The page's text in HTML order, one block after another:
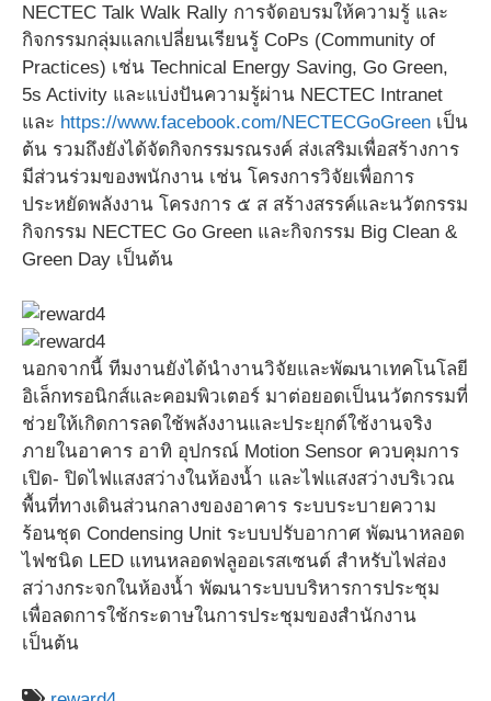
NECTEC Talk Walk Rally การจัดอบรมให้ความรู้ และ
กิจกรรมกลุ่มแลกเปลี่ยนเรียนรู้ CoPs (Community of
Practices) เช่น Technical Energy Saving, Go Green,
5s Activity และแบ่งปันความรู้ผ่าน NECTEC Intranet
และ https://www.facebook.com/NECTECGoGreen เป็น
ต้น รวมถึงยังได้จัดกิจกรรมรณรงค์ ส่งเสริมเพื่อสร้างการ
มีส่วนร่วมของพนักงาน เช่น โครงการวิจัยเพื่อการ
ประหยัดพลังงาน โครงการ ๕ ส สร้างสรรค์และนวัตกรรม
กิจกรรม NECTEC Go Green และกิจกรรม Big Clean &
Green Day เป็นต้น
นอกจากนี้ ทีมงานยังได้นำงานวิจัยและพัฒนาเทคโนโลยี
อิเล็กทรอนิกส์และคอมพิวเตอร์ มาต่อยอดเป็นนวัตกรรมที่
ช่วยให้เกิดการลดใช้พลังงานและประยุกต์ใช้งานจริง
ภายในอาคาร อาทิ อุปกรณ์ Motion Sensor ควบคุมการ
เปิด- ปิดไฟแสงสว่างในห้องน้ำ และไฟแสงสว่างบริเวณ
พื้นที่ทางเดินส่วนกลางของอาคาร ระบบระบายความ
ร้อนชุด Condensing Unit ระบบปรับอากาศ พัฒนาหลอด
ไฟชนิด LED แทนหลอดฟลูออเรสเซนต์ สำหรับไฟส่อง
สว่างกระจกในห้องน้ำ พัฒนาระบบบริหารการประชุม
เพื่อลดการใช้กระดาษในการประชุมของสำนักงาน
เป็นต้น